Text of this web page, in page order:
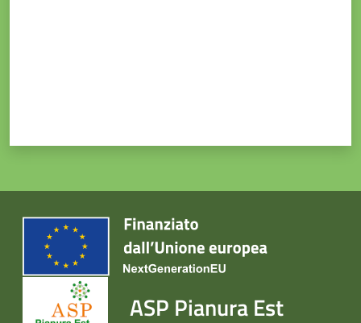
ASP Pianura Est